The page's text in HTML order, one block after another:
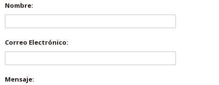
Nombre:
Correo Electrónico:
Mensaje: